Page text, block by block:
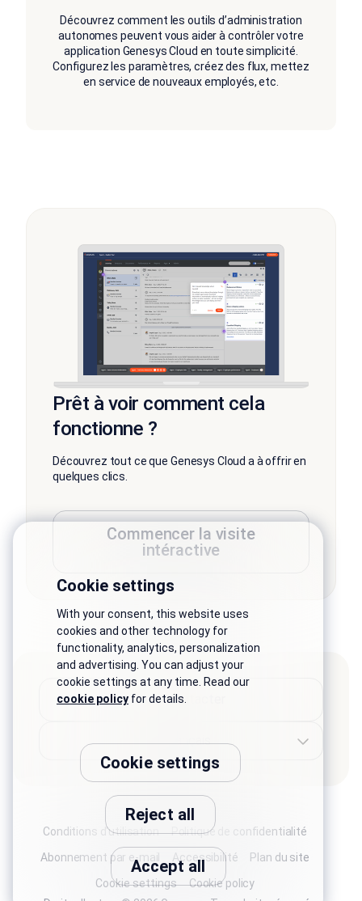
Découvrez comment les outils d’administration
autonomes peuvent vous aider à contrôler votre
application Genesys Cloud en toute simplicité.
Configurez les paramètres, créez des flux, mettez
en service de nouveaux employés, etc.
Prêt à voir comment cela
fonctionne ?
Découvrez tout ce que Genesys Cloud a à offrir en
quelques clics.
Commencer la visite
intéractive
Nous contacter
Conditions d'utilisation
Politique de confidentialité
Abonnement par e-mail
Accessibilité
Plan du site
Cookie settings
Cookie policy
Cookie settings
With your consent, this website uses
cookies and other technology for
functionality, analytics, personalization
and advertising. You can adjust your
cookie settings at any time. Read our
cookie policy for details.
Cookie settings
Reject all
Accept all